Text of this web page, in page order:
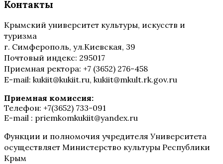
Контакты
Крымский университет культуры, искусств и
туризма
г. Симферополь, ул.Киевская, 39
Почтовый индекс: 295017
Приемная ректора: +7 (3652) 276-458
E-mail: kukiit@kukiit.ru, kukiit@mkult.rk.gov.ru
Приемная комиссия:
Телефон: +7(3652) 733-091
E-mail : priemkomkukiit@yandex.ru
Функции и полномочия учредителя Университета
осуществляет Министерство культуры Республики
Крым